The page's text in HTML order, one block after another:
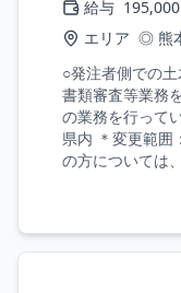
給与
エリア ◎ 熊
○発注者側での土
書類審査等業務
の業務を行って
県内 ＊変更範囲
の方については